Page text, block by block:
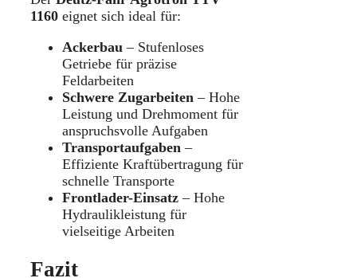
1160 eignet sich ideal für:
Ackerbau – Stufenloses
Getriebe für präzise
Feldarbeiten
Schwere Zugarbeiten – Hohe
Leistung und Drehmoment für
anspruchsvolle Aufgaben
Transportaufgaben –
Effiziente Kraftübertragung für
schnelle Transporte
Frontlader-Einsatz – Hohe
Hydraulikleistung für
vielseitige Arbeiten
Fazit